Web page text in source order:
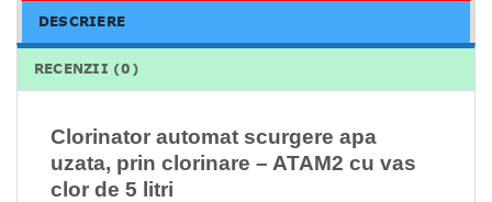
DESCRIERE
RECENZII (0)
Clorinator automat scurgere apa
uzata, prin clorinare – ATAM2 cu vas
clor de 5 litri